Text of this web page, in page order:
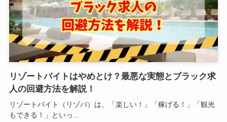
リゾートバイトはやめとけ？最悪な実態とブラック求
人の回避方法を解説！
リゾートバイト（リゾバ）は、「楽しい！」「稼げる！」「観光
もできる！」といっ...